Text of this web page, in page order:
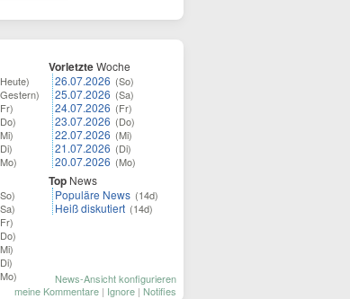
VorletzteWoche
26.07.2026 (So)
25.07.2026 (Sa)
24.07.2026 (Fr)
23.07.2026 (Do)
22.07.2026 (Mi)
21.07.2026 (Di)
20.07.2026 (Mo)
Top News
Populäre News (14d)
Heiß diskutiert (14d)
News-Ansicht konfigurieren
meine Kommentare | Ignore | Notifies